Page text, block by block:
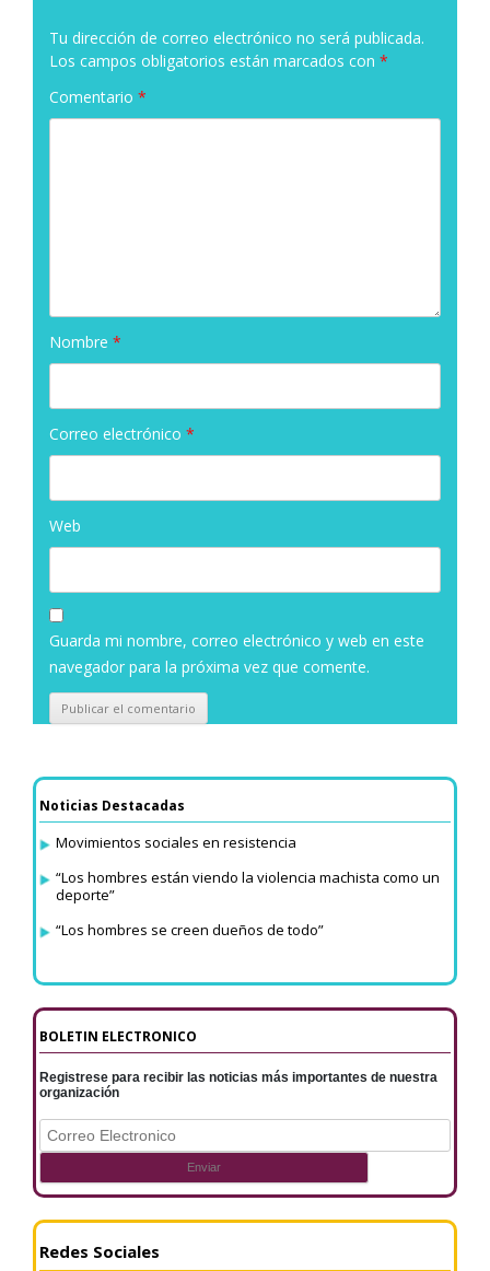
Tu dirección de correo electrónico no será publicada.
Los campos obligatorios están marcados con *
Comentario *
Nombre *
Correo electrónico *
Web
Guarda mi nombre, correo electrónico y web en este
navegador para la próxima vez que comente.
Noticias Destacadas
Movimientos sociales en resistencia
“Los hombres están viendo la violencia machista como un
deporte”
“Los hombres se creen dueños de todo”
BOLETIN ELECTRONICO
Registrese para recibir las noticias más importantes de nuestra
organización
Redes Sociales